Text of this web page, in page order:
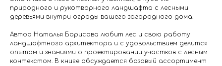
природного и рукотворного ландшафта с лесными
деревьями внутри ограды вашего загородного дома.
Автор Наталья Борисова любит лес и свою работу
ландшафтного архитектора и с удовольствием делится
опытом и знаниями о проектировании участков с лесным
контекстом. В книге обсуждается базовый ассортимент